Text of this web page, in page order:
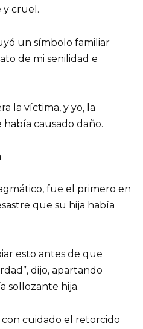
y cruel.
un símbolo familiar
de mi senilidad e
la víctima, y yo, la
causado daño.
fue el primero en
que su hija había
esto antes de que
dijo, apartando
sollozante hija.
cuidado el retorcido